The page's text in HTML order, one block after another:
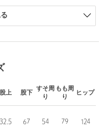
を求めて素材選びからこだ
アップ
セットアップアイテム。
性の高さが魅力です。
先の隠れるフレンチスリー
の調整も可能。
股上 股下
すそ周
り
もも周
り
ヒップ
32.5 67 54 79 124